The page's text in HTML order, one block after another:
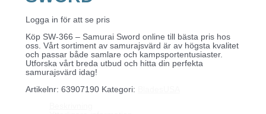
Logga in för att se pris
Köp SW-366 – Samurai Sword online till bästa pris hos
oss. Vårt sortiment av samurajsvärd är av högsta kvalitet
och passar både samlare och kampsportentusiaster.
Utforska vårt breda utbud och hitta din perfekta
samurajsvärd idag!
Artikelnr: 63907190 Kategori: